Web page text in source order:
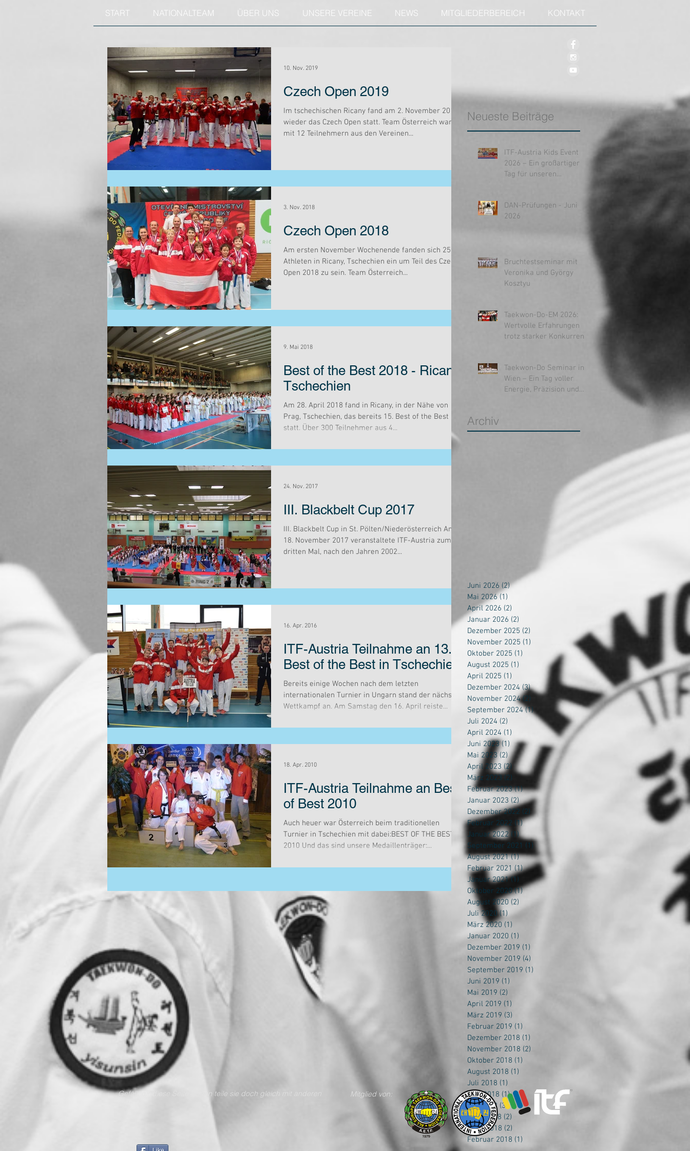
START NATIONALTEAM ÜBER UNS UNSERE VEREINE NEWS MITGLIEDERBEREICH KONTAKT
Czech Open 2019
Im tschechischen Ricany fand am 2. November 2019
wieder das Czech Open statt. Team Österreich war
mit 12 Teilnehmern aus den Vereinen...
10. Nov. 2019
Czech Open 2018
Am ersten November Wochenende fanden sich 250
Athleten in Ricany, Tschechien ein um Teil des Czech
Open 2018 zu sein. Team Österreich...
3. Nov. 2018
Best of the Best 2018 - Ricany,
Tschechien
Am 28. April 2018 fand in Ricany, in der Nähe von
Prag, Tschechien, das bereits 15. Best of the Best
statt. Über 300 Teilnehmer aus 4...
9. Mai 2018
III. Blackbelt Cup 2017
III. Blackbelt Cup in St. Pölten/Niederösterreich Am
18. November 2017 veranstaltete ITF-Austria zum
dritten Mal, nach den Jahren 2002...
24. Nov. 2017
ITF-Austria Teilnahme an 13.
Best of the Best in Tschechien
Bereits einige Wochen nach dem letzten
internationalen Turnier in Ungarn stand der nächste
Wettkampf an. Am Samstag den 16. April reiste...
16. Apr. 2016
ITF-Austria Teilnahme an Best
of Best 2010
Auch heuer war Österreich beim traditionellen
Turnier in Tschechien mit dabei:BEST OF THE BEST
2010 Und das sind unsere Medaillenträger:...
18. Apr. 2010
Neueste Beiträge
ITF-Austria Kids Event
2026 – Ein großartiger
Tag für unseren
DAN-Prüfungen - Juni
2026
Bruchtestseminar mit
Veronika und György
Kosztyu
Taekwon-Do-EM 2026:
Wertvolle Erfahrungen
trotz starker Konkurrenz
Taekwon-Do Seminar in
Wien – Ein Tag voller
Energie, Präzision und
Archiv
Juni 2026 (2)2 Beiträge
Mai 2026 (1)
April 2026 (2)
Januar 2026 (2)
Dezember 2025 (2)
November 2025 (1)
Oktober 2025 (1)
August 2025 (1) 1 Beitrag
April 2025 (1)
Dezember 2024 (3)3 Beiträge
November 2024 (2) 2 Beiträge
September 2024 (1)1 Beitrag
Juli 2024 (2) 2 Beiträge
April 2024 (1)
Juni 2023 (1) 1 Beitrag
Mai 2023 (2)2 Beiträge
April 2023 (2) 2 Beiträge
März 2023 (2) 2 Beiträge
Februar 2023 (1)1 Beitrag
Januar 2023 (2)2 Beiträge
Dezember 2022 (2)
Februar 2022 (1)1 Beitrag
Januar 2022 (1)1 Beitrag
September 2021 (1)
August 2021 (1)1 Beitrag
Februar 2021 (1)1 Beitrag
Januar 2021 (1) 1 Beitrag
Oktober 2020 (1)1 Beitrag
August 2020 (2)
Juli 2020 (1) 1 Beitrag
März 2020 (1)
Januar 2020 (1)
Dezember 2019 (1)
November 2019 (4)
September 2019 (1)
Juni 2019 (1)
Mai 2019 (2)
April 2019 (1)
März 2019 (3)
Februar 2019 (1)
Dezember 2018 (1)
November 2018 (2)
Oktober 2018 (1)
August 2018 (1)
Juli 2018 (1)
Juni 2018 (1)1 Beitrag
Mai 2018 (3) 3 Beiträge
April 2018 (2) 2 Beiträge
März 2018 (2)
Februar 2018 (1)
Gefällt dir diese Seite - dann teile sie doch gleich mit anderenMitglied von: